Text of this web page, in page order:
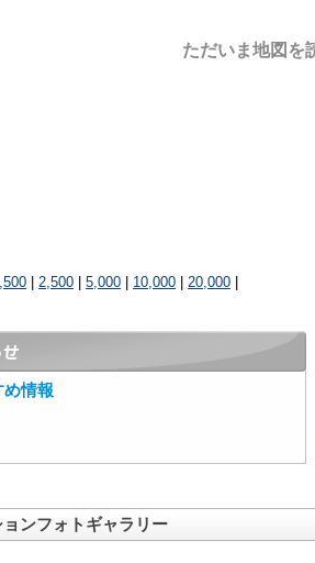
ただいま地図を
2,500 5,000 10,000 20,000
め情報
ョンフォトギャラリー